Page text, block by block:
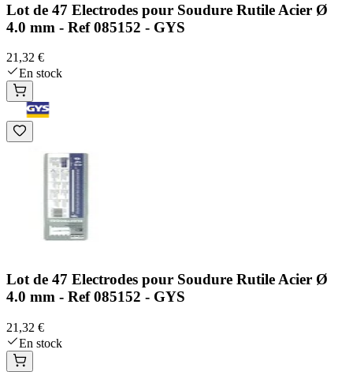
Lot de 47 Electrodes pour Soudure Rutile Acier Ø
4.0 mm - Ref 085152 - GYS
21,32 €
En stock
Lot de 47 Electrodes pour Soudure Rutile Acier Ø
4.0 mm - Ref 085152 - GYS
21,32 €
En stock